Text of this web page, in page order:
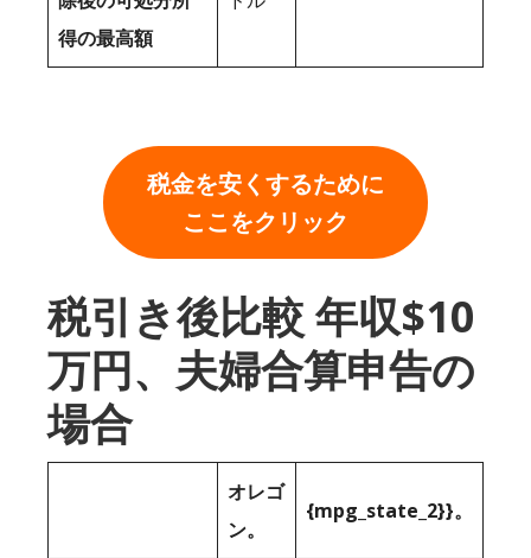
得の最高額
税金を安くするために
ここをクリック
税引き後比較 年収$10
万円、夫婦合算申告の
場合
オレゴ
ン。
{mpg_state_2}}。